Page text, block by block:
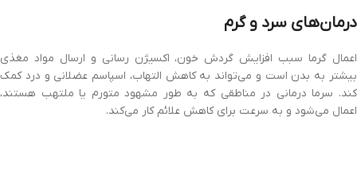
درمان‌های سرد و گرم
اعمال گرما سبب افزایش گردش خون، اکسیژن رسانی و ارسال مواد مغذی
بیشتر به بدن است و می‌تواند به کاهش التهاب، اسپاسم عضلانی و درد کمک
کند. سرما درمانی در مناطقی که به طور مشهود متورم یا ملتهب هستند،
اعمال می‌شود و به سرعت برای کاهش علائم کار می‌کند.